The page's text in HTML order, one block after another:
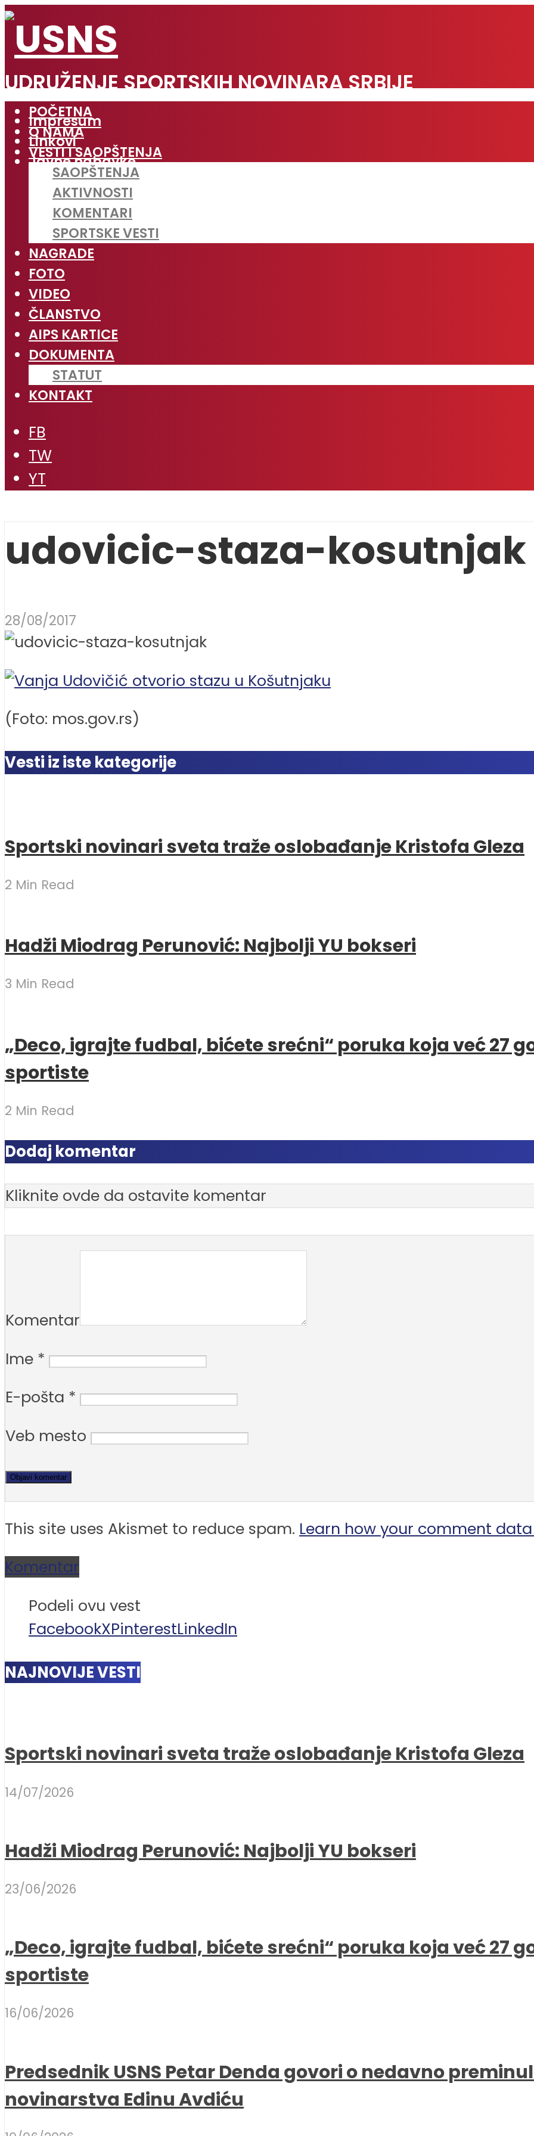
UDRUŽENJE SPORTSKIH NOVINARA SRBIJE
Impresum
Linkovi
Javne nabavke
POČETNA
O NAMA
VESTI I SAOPŠTENJA
SAOPŠTENJA
AKTIVNOSTI
KOMENTARI
SPORTSKE VESTI
NAGRADE
FOTO
VIDEO
ČLANSTVO
AIPS KARTICE
DOKUMENTA
STATUT
KONTAKT
FB
TW
YT
udovicic-staza-kosutnjak
28/08/2017
(Foto: mos.gov.rs)
Vesti iz iste kategorije
Sportski novinari sveta traže oslobađanje Kristofa Gleza
2 Min Read
Hadži Miodrag Perunović: Najbolji YU bokseri
3 Min Read
„Deco, igrajte fudbal, bićete srećni“ poruka koja već 27
sportiste
2 Min Read
Dodaj komentar
Kliknite ovde da ostavite komentar
Komentar
Ime *
E-pošta *
Veb mesto
This site uses Akismet to reduce spam. Learn how your comment
Komentar
Podeli ovu vest
FacebookXPinterestLinkedIn
NAJNOVIJE VESTI
Sportski novinari sveta traže oslobađanje Kristofa Gleza
14/07/2026
Hadži Miodrag Perunović: Najbolji YU bokseri
23/06/2026
„Deco, igrajte fudbal, bićete srećni“ poruka koja već 27
sportiste
16/06/2026
Predsednik USNS Petar Denda govori o nedavno
novinarstva Edinu Avdiću